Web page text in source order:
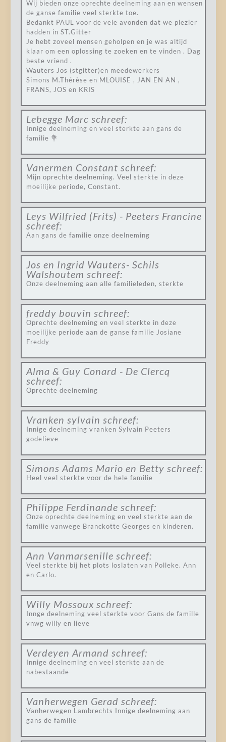
Wij bieden onze oprechte deelneming aan en wensen
de ganse familie veel sterkte toe.
Bedankt PAUL voor de vele avonden dat we plezier
hadden in ST.Gitter
Je hebt zoveel mensen geholpen en je was altijd
klaar om een oplossing te zoeken en te vinden . Dag
beste vriend .
Wauters Jos (stgitter)en meedewerkers
Simons M.Thérèse en MLOUISE , JAN EN AN ,
FRANS, JOS en KRIS
Lebegge Marc schreef:
Innige deelneming en veel sterkte aan gans de
familie 💐
Vanermen Constant schreef:
Mijn oprechte deelneming. Veel sterkte in deze
moeilijke periode, Constant.
Leys Wilfried (Frits) - Peeters Francine
schreef:
Aan gans de familie onze deelneming
Jos en Ingrid Wauters- Schils
Walshoutem schreef:
Onze deelneming aan alle familieleden, sterkte
freddy bouvin schreef:
Oprechte deelneming en veel sterkte in deze
moeilijke periode aan de ganse familie Josiane
Freddy
Alma & Guy Conard - De Clercq
schreef:
Oprechte deelneming
Vranken sylvain schreef:
Innige deelneming vranken Sylvain Peeters
godelieve
Simons Adams Mario en Betty schreef:
Heel veel sterkte voor de hele familie
Philippe Ferdinande schreef:
Onze oprechte deelneming en veel sterkte aan de
familie vanwege Branckotte Georges en kinderen.
Ann Vanmarsenille schreef:
Veel sterkte bij het plots loslaten van Polleke. Ann
en Carlo.
Willy Mossoux schreef:
Innge deelneming veel sterkte voor Gans de famille
vnwg willy en lieve
Verdeyen Armand schreef:
Innige deelneming en veel sterkte aan de
nabestaande
Vanherwegen Gerad schreef:
Vanherwegen Lambrechts Innige deelneming aan
gans de familie